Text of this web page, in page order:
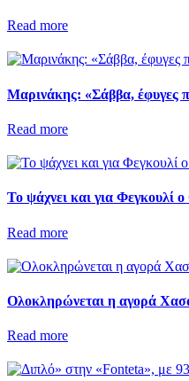
Read more
Μαρινάκης: «Σάββα, έφυγες
Read more
Το ψάχνει και για Φεγκουλί
Read more
Ολοκληρώνεται η αγορά
Read more